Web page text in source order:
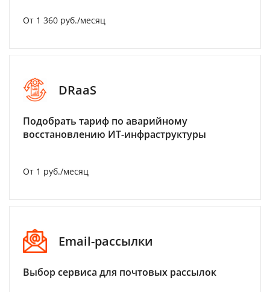
От 1 360 руб./месяц
DRaaS
Подобрать тариф по аварийному
восстановлению ИТ-инфраструктуры
От 1 руб./месяц
Email-рассылки
Выбор сервиса для почтовых рассылок